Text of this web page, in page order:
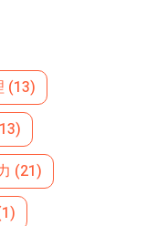
(13)
(21)